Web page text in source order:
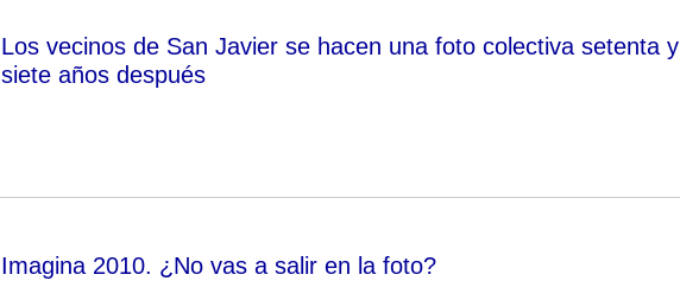
Los vecinos de San Javier se hacen una foto colectiva setenta y
siete años después
Imagina 2010. ¿No vas a salir en la foto?